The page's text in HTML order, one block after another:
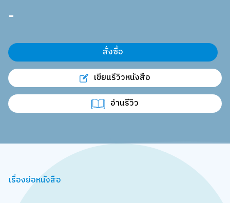
-
สั่งซื้อ
เขียนรีวิวหนังสือ
อ่านรีวิว
เรื่องย่อหนังสือ